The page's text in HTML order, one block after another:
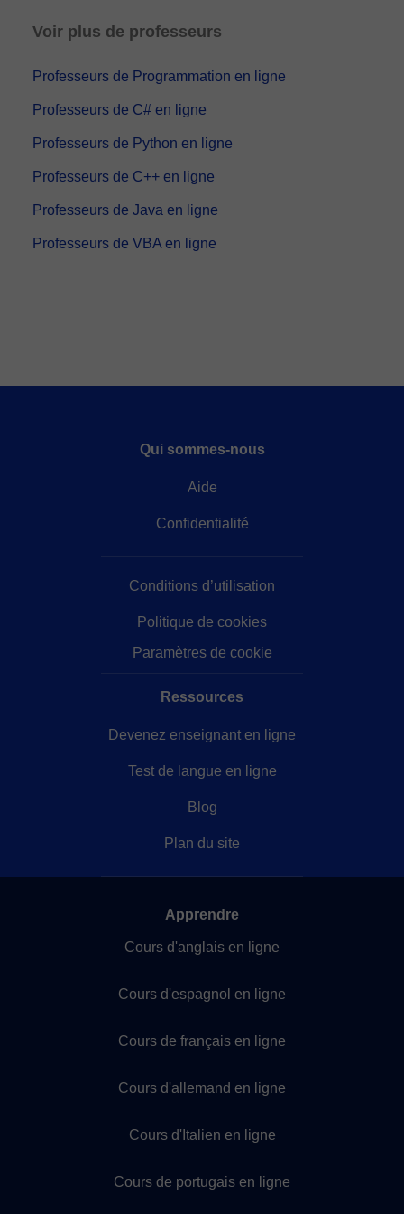
traitement de texte en ligne collaboratif.
paiement grâce à notre service de paiement virtuel. Vous avez
- Paypal
Une fois le paiement réglé, nous vous enverrons un e-mail pour
Voir plus de professeurs
Professeurs de Programmation en ligne
Professeurs de C# en ligne
Professeurs de Python en ligne
Professeurs de C++ en ligne
Professeurs de Java en ligne
Professeurs de VBA en ligne
Qui sommes-nous
Aide
Confidentialité
Conditions d’utilisation
Politique de cookies
Paramètres de cookie
Ressources
Devenez enseignant en ligne
Test de langue en ligne
Blog
Plan du site
Apprendre
Cours d'anglais en ligne
Cours d'espagnol en ligne
Cours de français en ligne
Cours d'allemand en ligne
Cours d'Italien en ligne
Cours de portugais en ligne